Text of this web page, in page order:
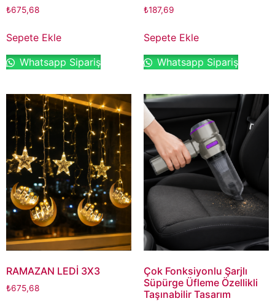
₺675,68
Sepete Ekle
Whatsapp Sipariş
₺187,69
Sepete Ekle
Whatsapp Sipariş
RAMAZAN LEDİ 3X3
₺675,68
Çok Fonksiyonlu Şarjlı
Süpürge Üfleme Özellikli
Taşınabilir Tasarım